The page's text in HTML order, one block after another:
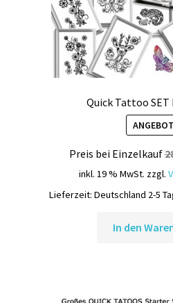
Warenkorb
Widerrufsbelehrung /
Zahlungsbedingungen
Quick Tattoo SET
Preis bei Einzelkauf
inkl. 19 % MwSt. zzgl.
Lieferzeit: Deutschland 2-5
In den